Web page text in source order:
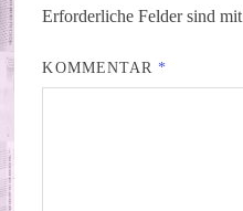
Erforderliche Felder sind mit
KOMMENTAR *